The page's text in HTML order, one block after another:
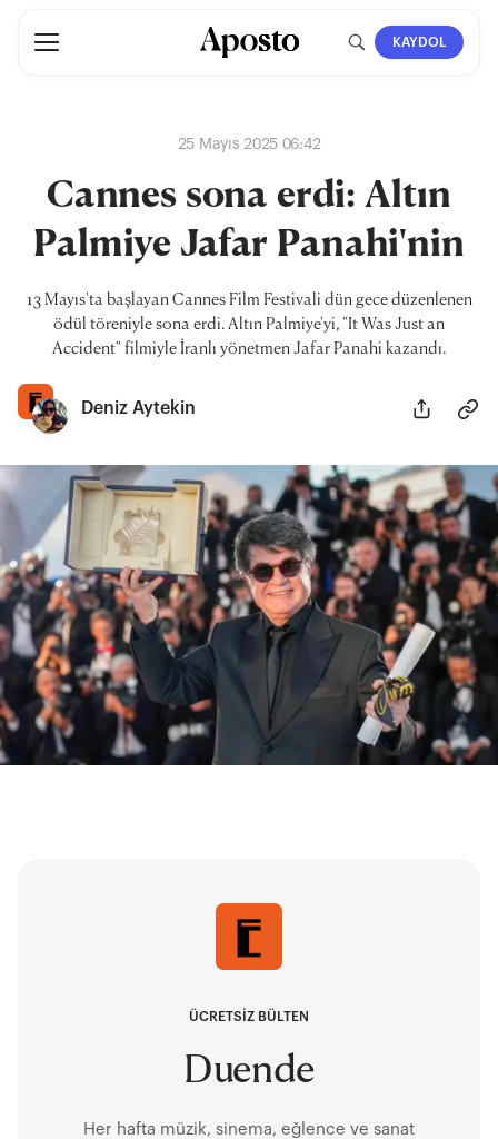
KAYDOL
25 Mayıs 2025 06:42
Cannes sona erdi: Altın
Palmiye Jafar Panahi'nin
13 Mayıs'ta başlayan Cannes Film Festivali dün gece düzenlenen
ödül töreniyle sona erdi. Altın Palmiye'yi, "It Was Just an
Accident" filmiyle İranlı yönetmen Jafar Panahi kazandı.
Deniz Aytekin
ÜCRETSİZ BÜLTEN
Duende
Her hafta müzik, sinema, eğlence ve sanat